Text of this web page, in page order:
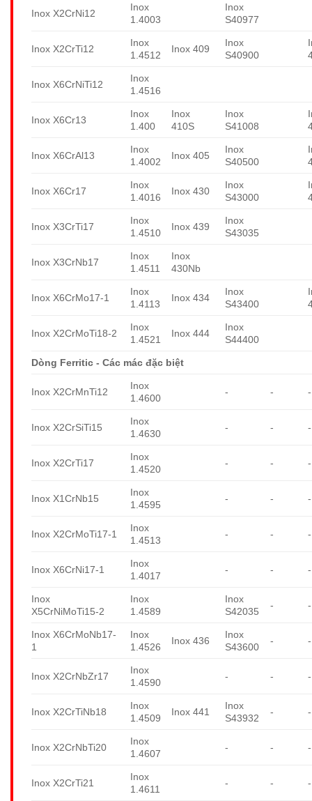
Inox X2CrNi12
Inox
1.4003
Inox
S40977
Inox X2CrTi12
Inox
1.4512
Inox 409
Inox
S40900
Inox X6CrNiTi12
Inox
1.4516
Inox X6Cr13
Inox
1.400
Inox
410S
Inox
S41008
Inox X6CrAl13
Inox
1.4002
Inox 405
Inox
S40500
Inox X6Cr17
Inox
1.4016
Inox 430
Inox
S43000
Inox X3CrTi17
Inox
1.4510
Inox 439
Inox
S43035
Inox X3CrNb17
Inox
1.4511
Inox
430Nb
Inox X6CrMo17-1
Inox
1.4113
Inox 434
Inox
S43400
Inox X2CrMoTi18-2
Inox
1.4521
Inox 444
Inox
S44400
Dòng Ferritic - Các mác đặc biệt
Inox X2CrMnTi12
Inox
1.4600
- - -
Inox X2CrSiTi15
Inox
1.4630
- - -
Inox X2CrTi17
Inox
1.4520
- - -
Inox X1CrNb15
Inox
1.4595
- - -
Inox X2CrMoTi17-1
Inox
1.4513
- - -
Inox X6CrNi17-1
Inox
1.4017
- - -
Inox
X5CrNiMoTi15-2
Inox
1.4589
Inox
S42035
- -
Inox X6CrMoNb17-
1
Inox
1.4526
Inox 436
Inox
S43600
- -
Inox X2CrNbZr17
Inox
1.4590
- - -
Inox X2CrTiNb18
Inox
1.4509
Inox 441
Inox
S43932
- -
Inox X2CrNbTi20
Inox
1.4607
- - -
Inox X2CrTi21
Inox
1.4611
- - -